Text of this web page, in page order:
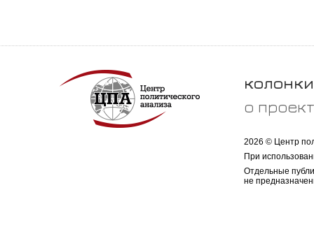
колонки
о
2026 © Центр
При
Отдельные
не